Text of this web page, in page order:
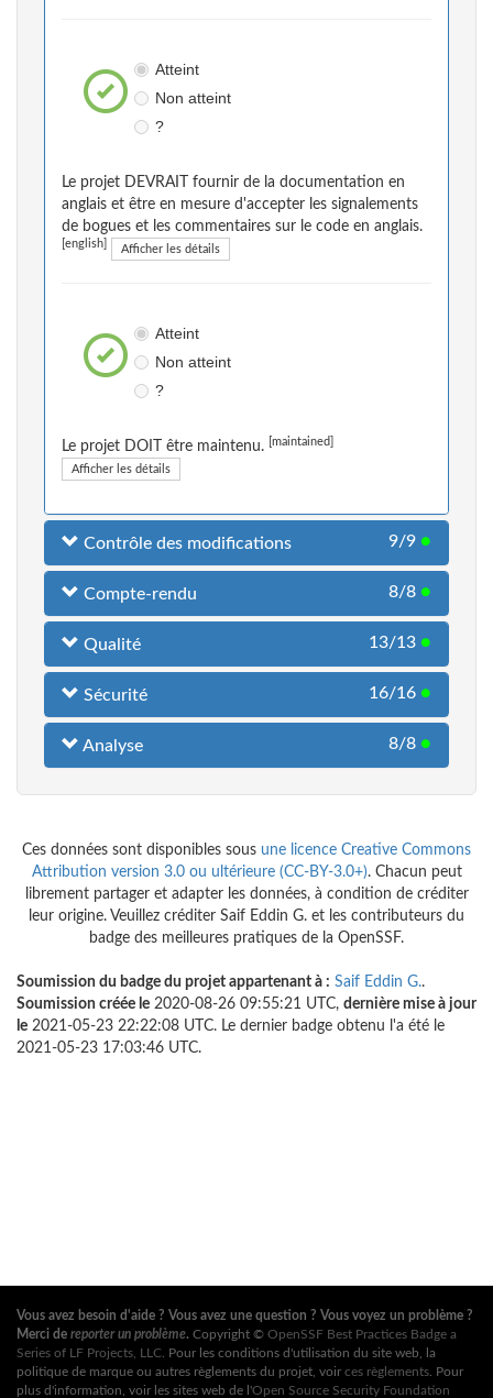
Atteint
Non atteint
?
Le projet DEVRAIT fournir de la documentation en
anglais et être en mesure d'accepter les signalements
de bogues et les commentaires sur le code en anglais.
[english] Afficher les détails
Atteint
Non atteint
?
Le projet DOIT être maintenu. [maintained]
Afficher les détails
Contrôle des modifications 9/9 ●
Compte-rendu 8/8 ●
Qualité 13/13 ●
Sécurité 16/16 ●
Analyse 8/8 ●
Ces données sont disponibles sous une licence Creative Commons
Attribution version 3.0 ou ultérieure (CC-BY-3.0+). Chacun peut
librement partager et adapter les données, à condition de créditer
leur origine. Veuillez créditer Saif Eddin G. et les contributeurs du
badge des meilleures pratiques de la OpenSSF.
Soumission du badge du projet appartenant à : Saif Eddin G..
Soumission créée le 2020-08-26 09:55:21 UTC, dernière mise à jour
le 2021-05-23 22:22:08 UTC. Le dernier badge obtenu l'a été le
2021-05-23 17:03:46 UTC.
Vous avez besoin d'aide ? Vous avez une question ? Vous voyez un problème ?
Merci de reporter un problème. Copyright © OpenSSF Best Practices Badge a
Series of LF Projects, LLC . Pour les conditions d'utilisation du site web, la
politique de marque ou autres règlements du projet, voir ces règlements . Pour
plus d'information, voir les sites web de l'Open Source Security Foundation